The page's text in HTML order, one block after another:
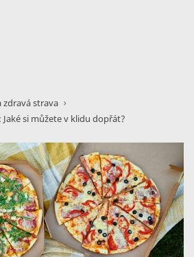
strava
si můžete v klidu dopřát?